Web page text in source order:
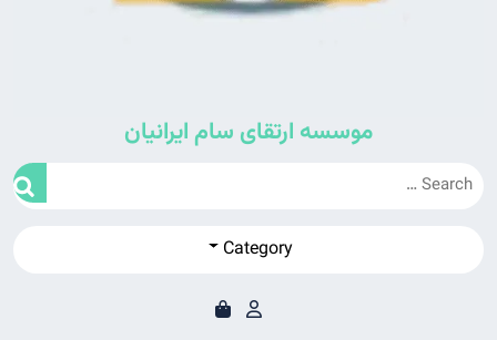
موسسه ارتقای سام ایرانیان
Category